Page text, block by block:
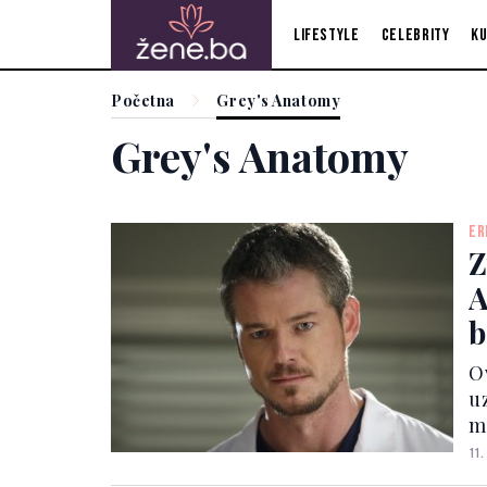
Lifestyle Celebrity
Početna Grey's Anatomy
Grey's Anatomy
11.